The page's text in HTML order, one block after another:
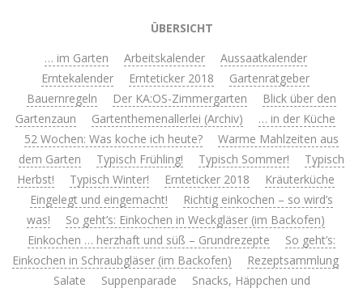
ÜBERSICHT
… im Garten
Arbeitskalender
Aussaatkalender
Erntekalender
Ernteticker 2018
Gartenratgeber
Bauernregeln
Der KA:OS-Zimmergarten
Blick über den
Gartenzaun
Gartenthemenallerlei (Archiv)
… in der Küche
52 Wochen: Was koche ich heute?
Warme Mahlzeiten aus
dem Garten
Typisch Frühling! Typisch Sommer!
Typisch
Herbst!
Typisch Winter! Ernteticker 2018
Kräuterküche
Eingelegt und eingemacht!
Richtig einkochen – so wird’s
was!
So geht’s: Einkochen in Weckgläser (im Backofen)
Einkochen … herzhaft und süß – Grundrezepte
So geht’s:
Einkochen in Schraubgläser (im Backofen)
Rezeptsammlung
Salate
Suppenparade
Snacks, Häppchen und